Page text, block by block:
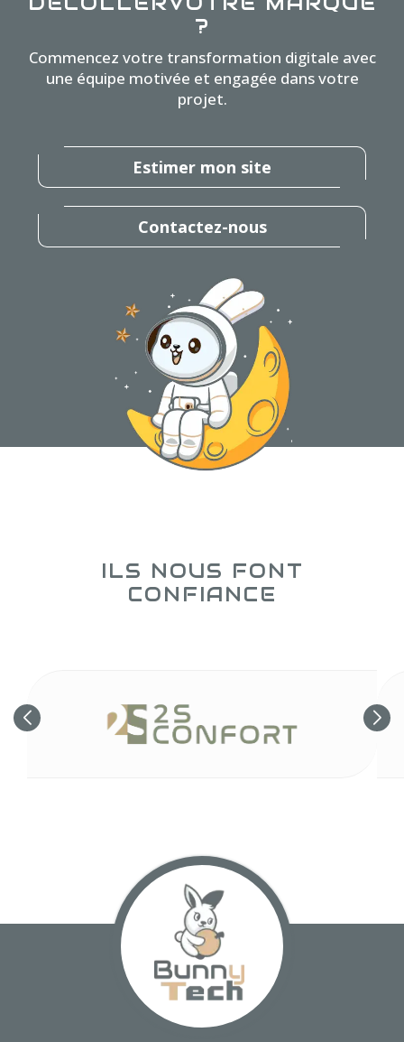
?
Commencez votre transformation digitale avec
une équipe motivée et engagée dans votre
projet.
Estimer mon site
Contactez-nous
confiance
ILS NOUS FONT
CONFIANCE